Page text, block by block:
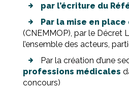
par l’écriture du
Par la mise en
(CNEMMOP), par le Décret
l’ensemble des acteurs,
Par la création d’une
professions médicales
concours)